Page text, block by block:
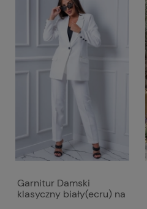
Garnitur Damski
klasyczny biały(ecru) na